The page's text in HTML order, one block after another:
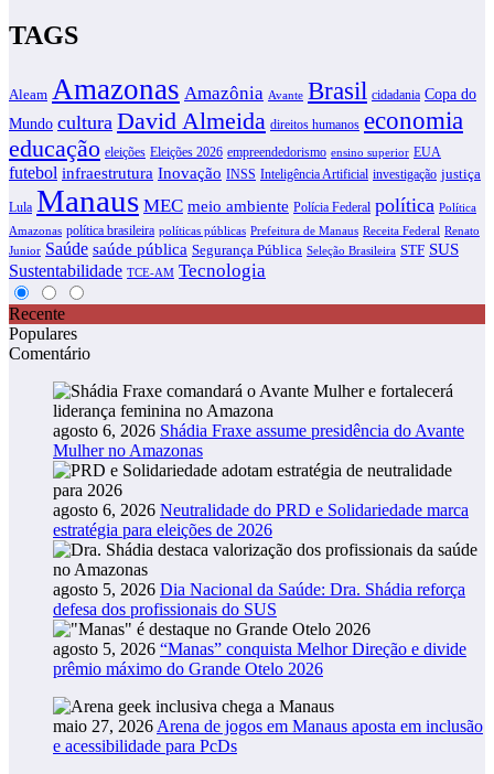
TAGS
Aleam Amazonas Amazônia Avante Brasil cidadania Copa do
Mundo cultura David Almeida direitos humanos economia
educação eleições Eleições 2026 empreendedorismo ensino superior EUA
futebol infraestrutura Inovação INSS Inteligência Artificial investigação justiça
Lula Manaus MEC meio ambiente Polícia Federal política Política
Amazonas política brasileira políticas públicas Prefeitura de Manaus Receita Federal Renato
Junior Saúde saúde pública Segurança Pública Seleção Brasileira STF SUS
Sustentabilidade TCE-AM Tecnologia
Recente
Populares
Comentário
agosto 6, 2026 Shádia Fraxe assume presidência do Avante
Mulher no Amazonas
agosto 6, 2026 Neutralidade do PRD e Solidariedade marca
estratégia para eleições de 2026
agosto 5, 2026 Dia Nacional da Saúde: Dra. Shádia reforça
defesa dos profissionais do SUS
agosto 5, 2026 “Manas” conquista Melhor Direção e divide
prêmio máximo do Grande Otelo 2026
maio 27, 2026 Arena de jogos em Manaus aposta em inclusão
e acessibilidade para PcDs